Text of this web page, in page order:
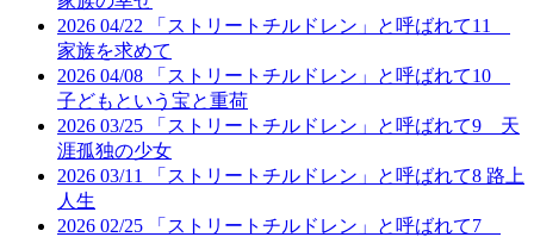
2026 04/22
「ストリートチルドレン」と呼ばれて11
家族を求めて
2026 04/08
「ストリートチルドレン」と呼ばれて10
子どもという宝と重荷
2026 03/25
「ストリートチルドレン」と呼ばれて9 天
涯孤独の少女
2026 03/11
「ストリートチルドレン」と呼ばれて8 路上
人生
2026 02/25
「ストリートチルドレン」と呼ばれて7